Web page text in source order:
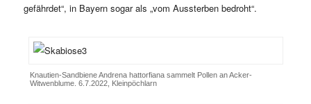
gefährdet“, in Bayern sogar als „vom Aussterben bedroht“.
Knautien-Sandbiene Andrena hattorfiana sammelt Pollen an Acker-
Witwenblume. 6.7.2022, Kleinpöchlarn